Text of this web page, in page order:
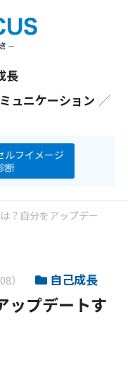
長
ュニケーション ／
ルフイメージ
断
？自分をアップデー
） 自己成長
ップデートす